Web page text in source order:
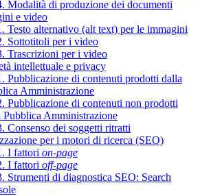
Modalità di produzione dei documenti
e video
Testo alternativo (alt text) per le immagini
Sottotitoli per i video
Trascrizioni per i video
intellettuale e privacy
Pubblicazione di contenuti prodotti dalla
Amministrazione
Pubblicazione di contenuti non prodotti
Pubblica Amministrazione
Consenso dei soggetti ritratti
per i motori di ricerca (SEO)
I fattori on-page
I fattori off-page
Strumenti di diagnostica SEO: Search